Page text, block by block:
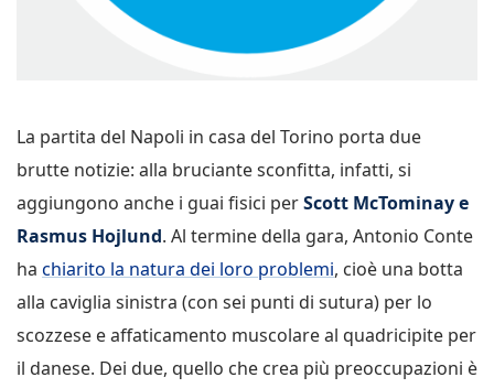
La partita del Napoli in casa del Torino porta due
brutte notizie: alla bruciante sconfitta, infatti, si
aggiungono anche i guai fisici perScott McTominay e
Rasmus Hojlund. Al termine della gara, Antonio Conte
ha chiarito la natura dei loro problemi, cioè una botta
alla caviglia sinistra (con sei punti di sutura) per lo
scozzese e affaticamento muscolare al quadricipite per
il danese. Dei due, quello che crea più preoccupazioni è